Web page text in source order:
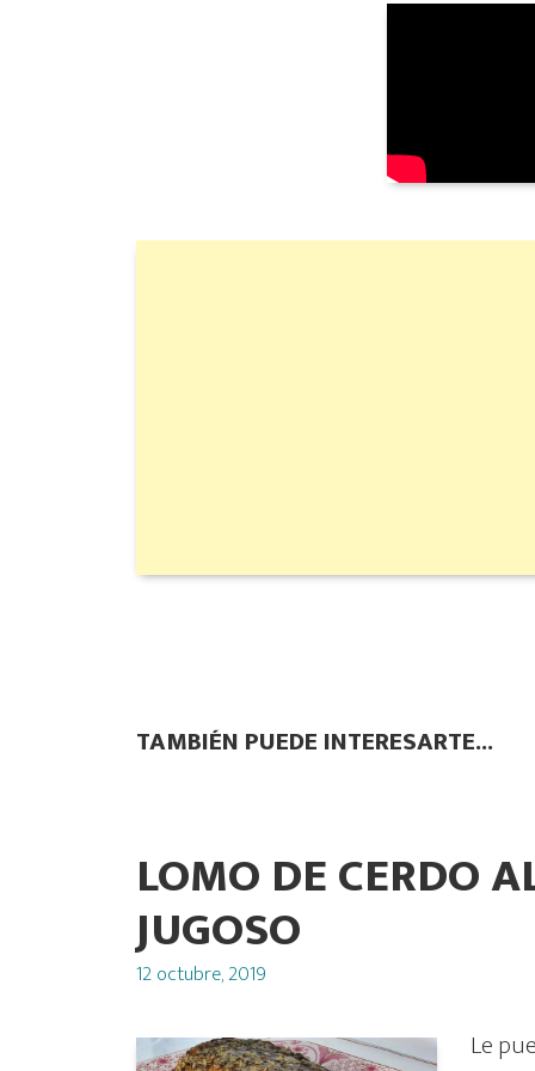
TAMBIÉN PUEDE INTERESARTE...
LOMO DE CERDO
JUGOSO
Posted
12 octubre, 2019
Le